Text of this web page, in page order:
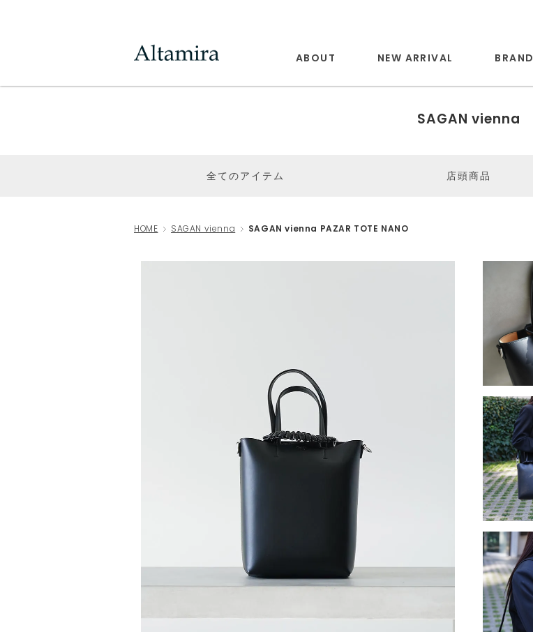
ABOUT NEW ARRIVAL BRAND
SAGAN vienna
全てのアイテム 店頭商品
HOME SAGAN vienna SAGAN vienna PAZAR TOTE NANO